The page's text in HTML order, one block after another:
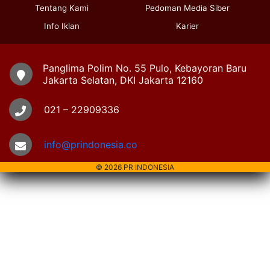
Tentang Kami
Info Iklan
Pedoman Media Siber
Karier
Panglima Polim No. 55 Pulo, Kebayoran Baru
Jakarta Selatan, DKI Jakarta 12160
021 – 22909336
info@prindonesia.co
© 2026 PR INDONESIA